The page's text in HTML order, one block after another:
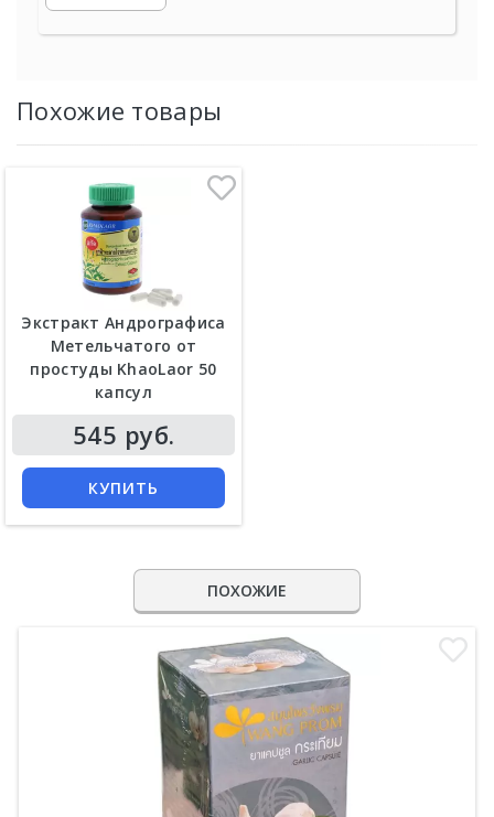
Похожие товары
Экстракт Андрографиса
Метельчатого от
простуды KhaoLaor 50
капсул
545 руб.
КУПИТЬ
ПОХОЖИЕ